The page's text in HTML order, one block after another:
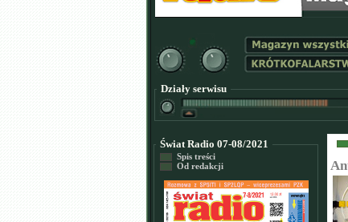
Działy serwisu
Świat Radio 07-08/2021
Spis treści
Od redakcji